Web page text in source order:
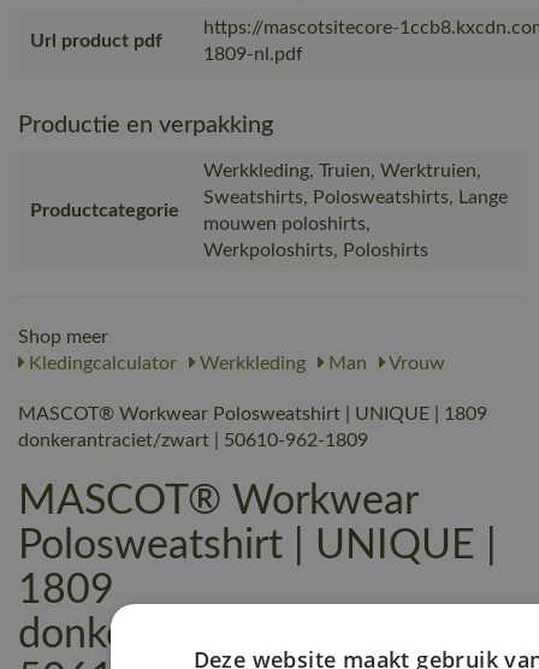
Url product pdf
https://mascotsitecore-
1809-nl.pdf
Productie en verpakking
Productcategorie
Werkkleding, Truien, Werktruien,
Sweatshirts, Polosweatshirts, Lange
mouwen poloshirts,
Werkpoloshirts, Poloshirts
Shop meer
Kledingcalculator
Werkkleding Man Vrouw
MASCOT® Workwear Polosweatshirt | UNIQUE | 1809
donkerantraciet/zwart | 50610-962-1809
MASCOT® Workwear
Polosweatshirt | UNIQUE |
1809
donkerantraciet/zwart |
Deze website maakt gebruik